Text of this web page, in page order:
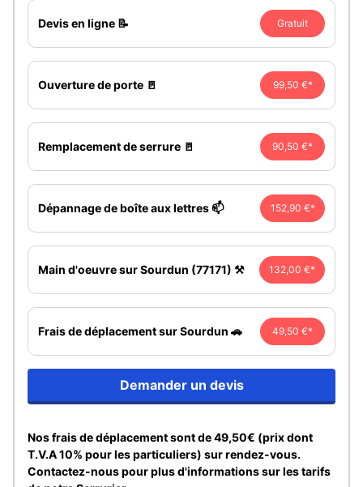
Devis en ligne 📝 Gratuit
Ouverture de porte 🚪 99,50 €*
Remplacement de serrure 🚪 90,50 €*
Dépannage de boîte aux lettres 📫 152,90 €*
Main d'oeuvre sur Sourdun (77171) ⚒️ 132,00 €*
Frais de déplacement sur Sourdun 🚗 49,50 €*
Demander un devis
Nos frais de déplacement sont de 49,50€ (prix dont
T.V.A 10% pour les particuliers) sur rendez-vous.
Contactez-nous pour plus d'informations sur les tarifs